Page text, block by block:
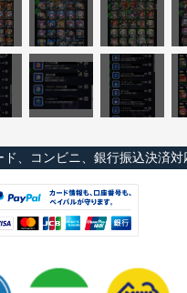
、コンビニ、銀行振込決済対